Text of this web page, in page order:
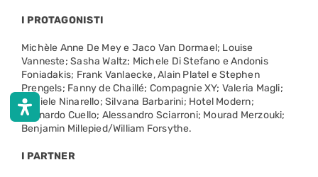
I PROTAGONISTI
Michèle Anne De Mey e Jaco Van Dormael; Louise
Vanneste; Sasha Waltz; Michele Di Stefano e Andonis
Foniadakis; Frank Vanlaecke, Alain Platel e Stephen
Prengels; Fanny de Chaillé; Compagnie XY; Valeria Magli;
Daniele Ninarello; Silvana Barbarini; Hotel Modern;
Leonardo Cuello; Alessandro Sciarroni; Mourad Merzouki;
Benjamin Millepied/William Forsythe.
I PARTNER